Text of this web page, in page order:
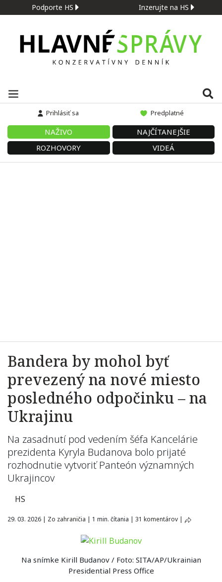
Podporte HS Inzerujte na HS
Prihlásiť sa Predplatné
NAŽIVO
NAJČÍTANEJŠIE
ROZHOVORY
VIDEÁ
Bandera by mohol byť
prevezený na nové miesto
posledného odpočinku – na
Ukrajinu
Na zasadnutí pod vedením šéfa Kancelárie
prezidenta Kyryla Budanova bolo prijaté
rozhodnutie vytvoriť Panteón významných
Ukrajincov
HS
29. 03. 2026 | Zo zahraničia | 1 min. čítania | 31 komentárov |
Na snímke Kirill Budanov / Foto: SITA/AP/Ukrainian
Presidential Press Office